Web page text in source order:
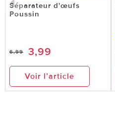
Séparateur d'œufs
Poussin
6,99 3,99
Voir l’article